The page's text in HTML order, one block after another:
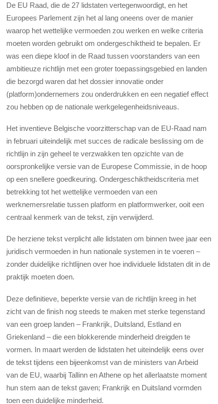
De EU Raad, die de 27 lidstaten vertegenwoordigt, en het
Europees Parlement zijn het al lang oneens over de manier
waarop het wettelijke vermoeden zou werken en welke criteria
moeten worden gebruikt om ondergeschiktheid te bepalen. Er
was een diepe kloof in de Raad tussen voorstanders van een
ambitieuze richtlijn met een groter toepassingsgebied en landen
die bezorgd waren dat het dossier innovatie onder
(platform)ondernemers zou onderdrukken en een negatief effect
zou hebben op de nationale werkgelegenheidsniveaus.
Het inventieve Belgische voorzitterschap van de EU-Raad nam
in februari uiteindelijk met succes de radicale beslissing om de
richtlijn in zijn geheel te verzwakken ten opzichte van de
oorspronkelijke versie van de Europese Commissie, in de hoop
op een snellere goedkeuring. Ondergeschiktheidscriteria met
betrekking tot het wettelijke vermoeden van een
werknemersrelatie tussen platform en platformwerker, ooit een
centraal kenmerk van de tekst, zijn verwijderd.
De herziene tekst verplicht alle lidstaten om binnen twee jaar een
juridisch vermoeden in hun nationale systemen in te voeren –
zonder duidelijke richtlijnen over hoe individuele lidstaten dit in de
praktijk moeten doen.
Deze definitieve, beperkte versie van de richtlijn kreeg in het
zicht van de finish nog steeds te maken met sterke tegenstand
van een groep landen – Frankrijk, Duitsland, Estland en
Griekenland – die een blokkerende minderheid dreigden te
vormen. In maart werden de lidstaten het uiteindelijk eens over
de tekst tijdens een bijeenkomst van de ministers van Arbeid
van de EU, waarbij Tallinn en Athene op het allerlaatste moment
hun stem aan de tekst gaven; Frankrijk en Duitsland vormden
toen een duidelijke minderheid.